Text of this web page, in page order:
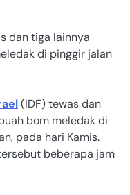
dan tiga lainnya
di pinggir jalan
(IDF) tewas dan
bom meledak di
pada hari Kamis.
beberapa jam